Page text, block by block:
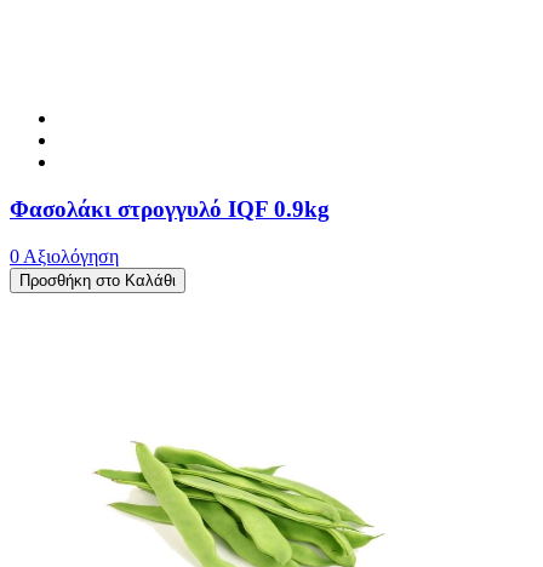
Φασολάκι στρογγυλό IQF 0.9kg
0 Αξιολόγηση
Προσθήκη στο Καλάθι